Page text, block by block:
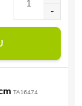
TA16474